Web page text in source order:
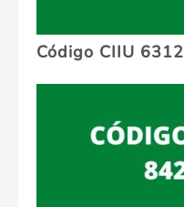
Código CIIU 6312